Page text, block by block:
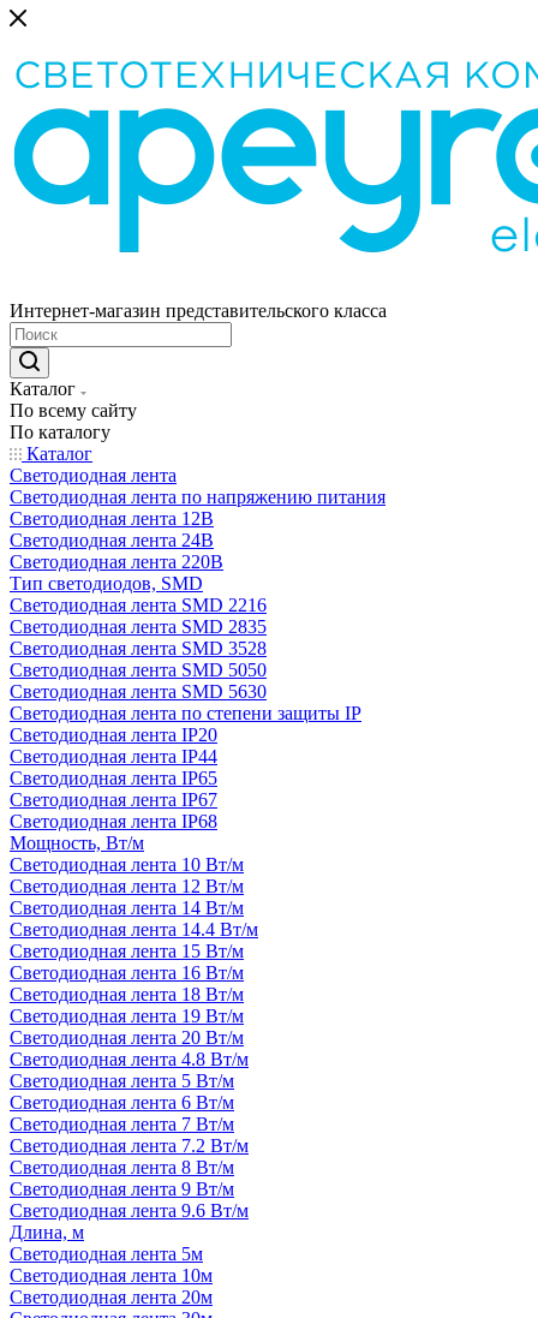
Интернет-магазин представительского класса
Каталог
По всему сайту
По каталогу
Каталог
Светодиодная лента
Светодиодная лента по напряжению питания
Светодиодная лента 12В
Светодиодная лента 24В
Светодиодная лента 220В
Тип светодиодов, SMD
Cветодиодная лента SMD 2216
Светодиодная лента SMD 2835
Светодиодная лента SMD 3528
Светодиодная лента SMD 5050
Светодиодная лента SMD 5630
Светодиодная лента по степени защиты IP
Светодиодная лента IP20
Светодиодная лента IP44
Светодиодная лента IP65
Светодиодная лента IP67
Светодиодная лента IP68
Мощность, Вт/м
Светодиодная лента 10 Вт/м
Светодиодная лента 12 Вт/м
Светодиодная лента 14 Вт/м
Светодиодная лента 14.4 Вт/м
Светодиодная лента 15 Вт/м
Светодиодная лента 16 Вт/м
Светодиодная лента 18 Вт/м
Светодиодная лента 19 Вт/м
Светодиодная лента 20 Вт/м
Светодиодная лента 4.8 Вт/м
Светодиодная лента 5 Вт/м
Светодиодная лента 6 Вт/м
Светодиодная лента 7 Вт/м
Светодиодная лента 7.2 Вт/м
Светодиодная лента 8 Вт/м
Светодиодная лента 9 Вт/м
Светодиодная лента 9.6 Вт/м
Длина, м
Светодиодная лента 5м
Светодиодная лента 10м
Светодиодная лента 20м